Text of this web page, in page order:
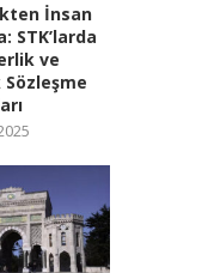
İnsan
STK’larda
ve